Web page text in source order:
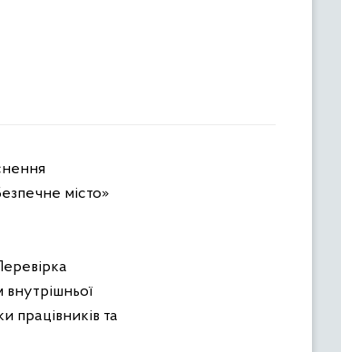
місто»
внутрішньої
працівників та